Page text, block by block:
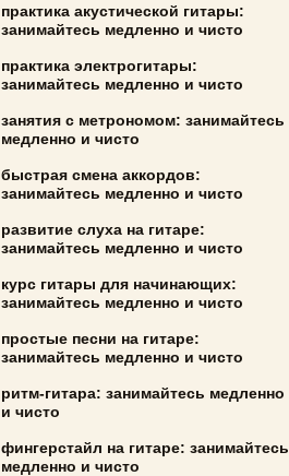
практика акустической гитары:
занимайтесь медленно и чисто
практика электрогитары:
занимайтесь медленно и чисто
занятия с метрономом: занимайтесь
медленно и чисто
быстрая смена аккордов:
занимайтесь медленно и чисто
развитие слуха на гитаре:
занимайтесь медленно и чисто
курс гитары для начинающих:
занимайтесь медленно и чисто
простые песни на гитаре:
занимайтесь медленно и чисто
ритм-гитара: занимайтесь медленно
и чисто
фингерстайл на гитаре: занимайтесь
медленно и чисто